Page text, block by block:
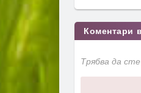
Коментари
Трябва да